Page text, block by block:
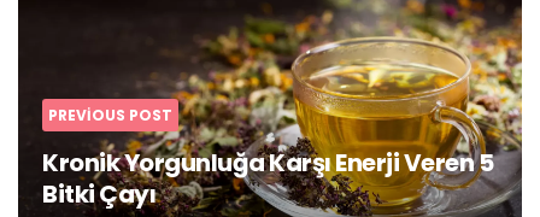
PREVIOUS POST
Kronik Yorgunluğa Karşı Enerji Veren 5
Bitki Çayı